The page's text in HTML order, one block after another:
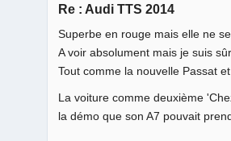
Re : Audi TTS 2014
Superbe en rouge mais elle ne
A voir absolument mais je suis
Tout comme la nouvelle Passat
La voiture comme deuxième
la démo que son A7 pouvait